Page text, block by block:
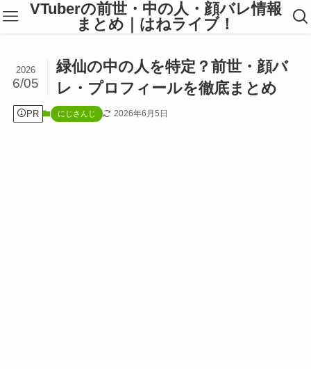
VTuberの前世・中の人・顔バレ情報
まとめ｜はねライブ！
緑仙の中の人を特定？前世・顔バ
レ・プロフィールを徹底まとめ
2026
6/05
PR にじさんじ 2026年6月5日